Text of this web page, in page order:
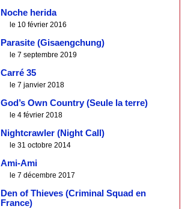
Noche herida
le 10 février 2016
Parasite (Gisaengchung)
le 7 septembre 2019
Carré 35
le 7 janvier 2018
God’s Own Country (Seule la terre)
le 4 février 2018
Nightcrawler (Night Call)
le 31 octobre 2014
Ami-Ami
le 7 décembre 2017
Den of Thieves (Criminal Squad en
France)